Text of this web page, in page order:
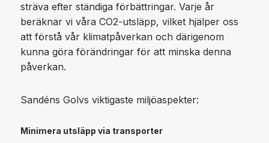
sträva efter ständiga förbättringar. Varje år
beräknar vi våra CO2-utsläpp, vilket hjälper oss
att förstå vår klimatpåverkan och därigenom
kunna göra förändringar för att minska denna
påverkan.
Sandéns Golvs viktigaste miljöaspekter:
Minimera utsläpp via transporter